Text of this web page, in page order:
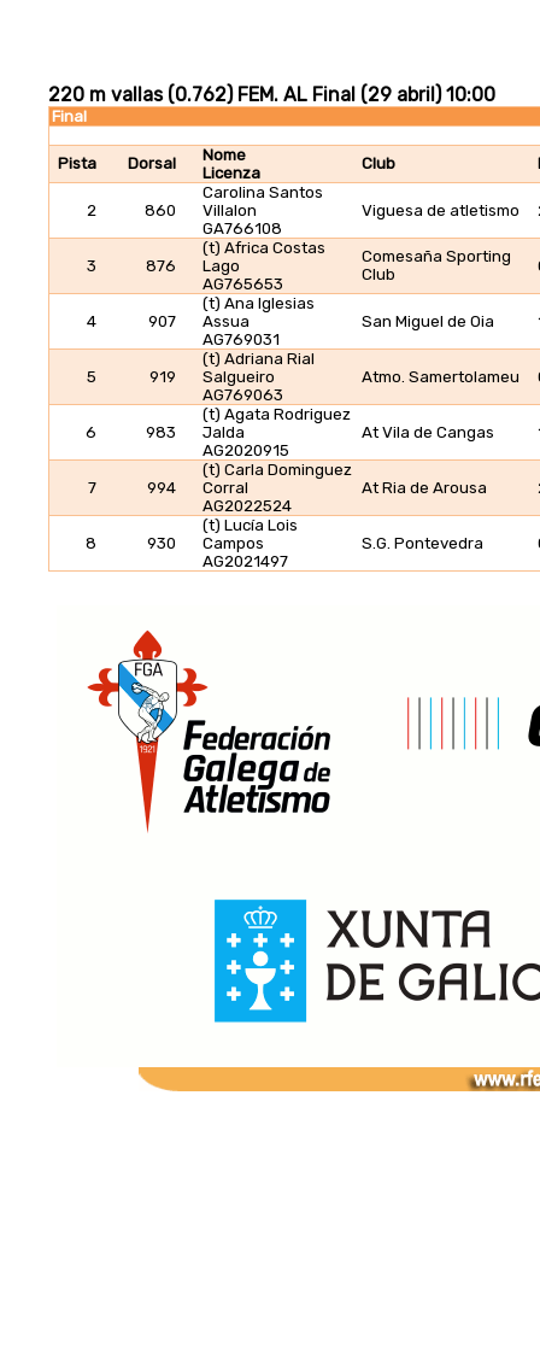
Final
Pista Dorsal
Nome
Licenza
Club
2 860
Carolina Santos
Villalon
GA766108
Viguesa de atletismo
3 876
(t) Africa Costas
Lago
AG765653
Comesaña Sporting
Club
4 907
(t) Ana Iglesias
Assua
AG769031
San Miguel de Oia
5 919
(t) Adriana Rial
Salgueiro
AG769063
Atmo. Samertolameu
6 983
(t) Agata Rodriguez
Jalda
AG2020915
At Vila de Cangas
7 994
(t) Carla Dominguez
Corral
AG2022524
At Ria de Arousa
8 930
(t) Lucía Lois
Campos
AG2021497
S.G. Pontevedra
220 m vallas (0.762) FEM. AL Final (29 abril) 10:00